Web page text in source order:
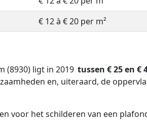
€ 12 à € 20 per m²
(8930) ligt in 2019 tussen € 25 en €
en, uiteraard, de
voor het schilderen van een